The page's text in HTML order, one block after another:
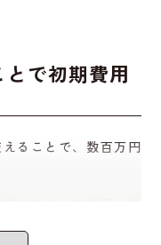
て分かる問題もある
で初期費用
ることで、数百万円